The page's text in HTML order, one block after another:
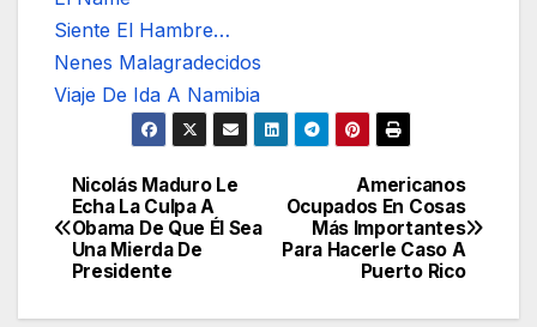
Siente El Hambre…
Nenes Malagradecidos
Viaje De Ida A Namibia
Navegación
de
Americanos
Ocupados En Cosas
Más Importantes
Para Hacerle Caso A
Puerto Rico
Nicolás Maduro Le
Echa La Culpa A
Obama De Que Él Sea
Una Mierda De
Presidente